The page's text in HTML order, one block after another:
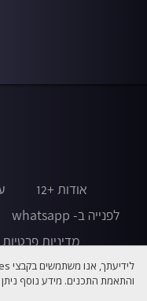
אודות +12
לפנייה ב- whatsapp
מדיניות
והתאמת התכנים. מידע נוסף